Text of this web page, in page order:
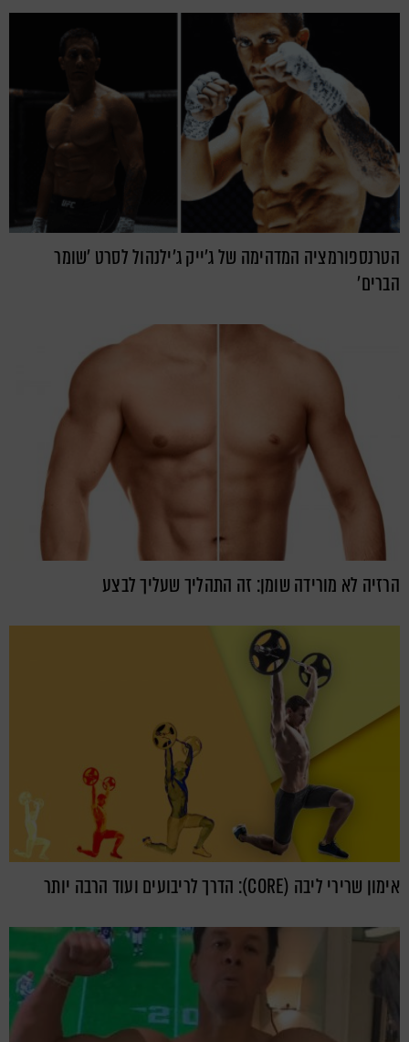
הטרנספורמציה המדהימה של ג'ייק ג'ילנהול לסרט 'שומר
הברים'
הרזיה לא מורידה שומן: זה התהליך שעליך לבצע
אימון שרירי ליבה (CORE): הדרך לריבועים ועוד הרבה יותר